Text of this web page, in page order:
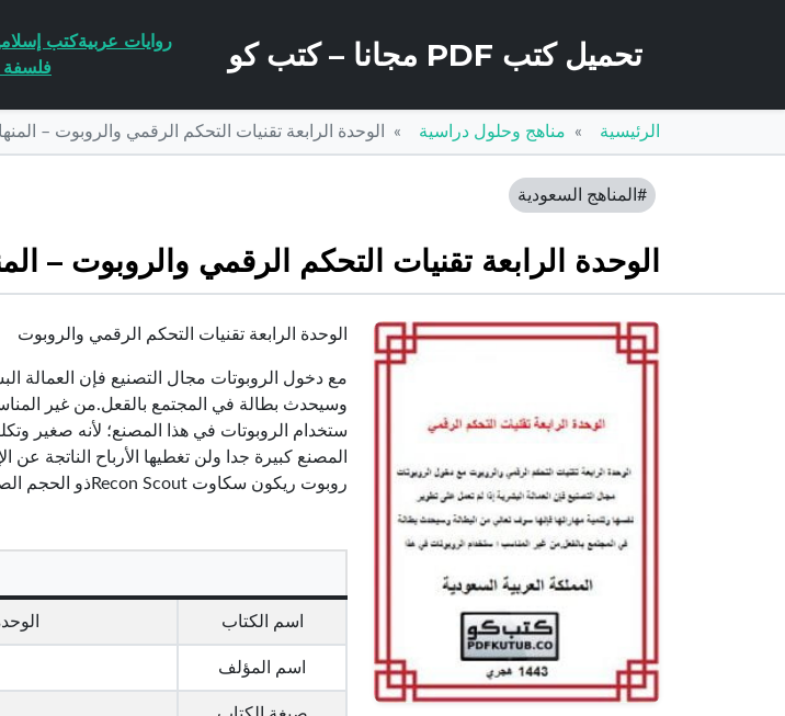
تحميل كتب PDF مجانا – كتب كو روايات عربيةكتب
الرئيسية مناهج وحلول دراسية الوحدة الرابعة تقنيات التحكم الرقمي والروبوت –
#المناهج السعودية
الوحدة الرابعة تقنيات التحكم الرقمي والروبوت –
الوحدة الرابعة تقنيات التحكم الرقمي والروبوت
مع دخول الروبوتات مجال التصنيع فإن العمالة
وسيحدث بطالة في المجتمع بالقعل.من غير
ستخدام الروبوتات في هذا المصنع؛ لأنه صغير
المصنع كبيرة جدا ولن تغطيها الأرباح الناتجة عن
روبوت ريكون سكاوت Recon Scoutذو الحجم الصغير لا يتعدي طوله 7.5بوصة وعرضه 3بوصات ووزنه 1.2رطل ي
اسم الكتاب
اسم المؤلف